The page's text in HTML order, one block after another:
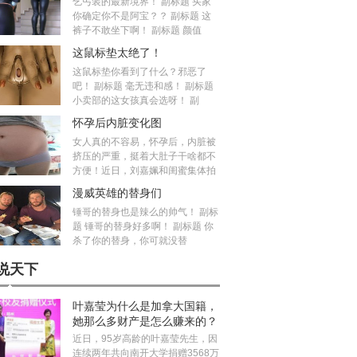
你确定你不是阿宝？？ 副标题 这
裤子不敢坐下啊！ 副标题 颜值
这鼠标垫太绝了！
这鼠标垫你看到了什么？邪恶了
吧！ 副标题 毫无违和感！ 副标题
小卖部的这女孩真会选呀！ 副
怀孕后内脏变化图
女人真的不容易，怀孕后，内脏被
挤压的严重，挺着大肚子干啥都不
方便！近日，刘嘉姵和闺蜜集体拍
漫威英雄的替身们
锤哥的替身也是辣么的帅气！ 副标
题 锤哥的替身好多啊！ 副标题 你
杀了你的替身，你可就没替
天下
叶嘉莹为什么是加拿大国籍，
她那么多财产是怎么赚来的？
近日，95岁高龄的叶嘉莹先生，因
连续两年共向南开大学捐赠3568万